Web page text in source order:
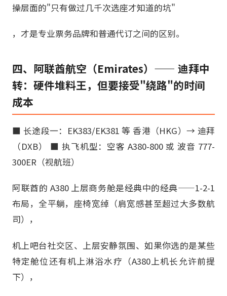
操层面的"只有做过几千次选座才知道的坑"
，才是专业票务品牌和普通代订之间的区别。
四、阿联酋航空（Emirates）—— 迪拜中
转：硬件堆料王，但要接受"绕路"的时间
成本
■ 长途段一：EK383/EK381 等 香港（HKG）→ 迪拜
（DXB） ■ 执飞机型：空客 A380-800 或 波音 777-
300ER（视航班）
阿联酋的 A380 上层商务舱是经典中的经典——1-2-1
布局，全平躺，座椅宽绰（肩宽感甚至超过大多数航
司），
机上吧台社交区、上层安静氛围、如果你选的是某些
特定舱位还有机上淋浴水疗（A380上机长允许前提
下），